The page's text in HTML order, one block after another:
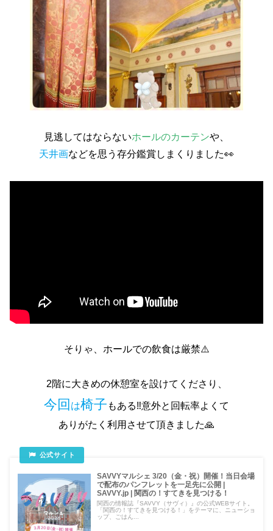
見逃してはならないホールのカーテンや、
天井画などを思う存分鑑賞しまくりました👀
そりゃ、ホールでの飲食は厳禁⚠️
2階に大きめの休憩室を設けてくださり、
今回 は椅子 もある‼️意外と回転率よくて
ありがたく利用させて頂きました🙏
SAVVYマルシェ 3/20（金・祝）開催！当日会場
で配布のパンフレットを一足先に公開 |
SAVVY.jp | 関西の！すてきを見つける！
関西の情報誌『SAVVY（サヴィ）』の公式WEBサイト。
「関西の！すてきを見つける！」をテーマに、ニューショ
ップ、ごはん...